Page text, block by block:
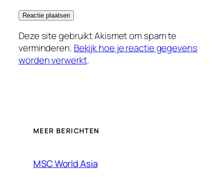
Deze site gebruikt Akismet om spam te
verminderen. Bekijk hoe je reactie gegevens
worden verwerkt.
MEER BERICHTEN
MSC World Asia